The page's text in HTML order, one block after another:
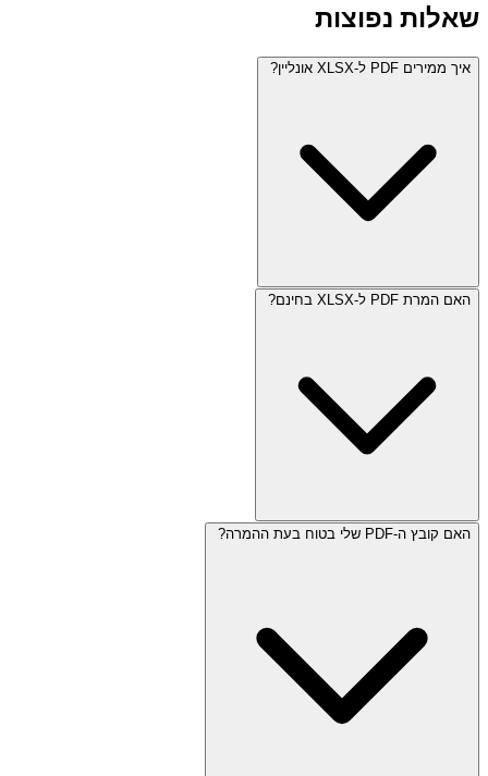
שאלות נפוצות
איך ממירים PDF ל-XLSX אונליין?
האם המרת PDF ל-XLSX בחינם?
האם קובץ ה-PDF שלי בטוח בעת ההמרה?